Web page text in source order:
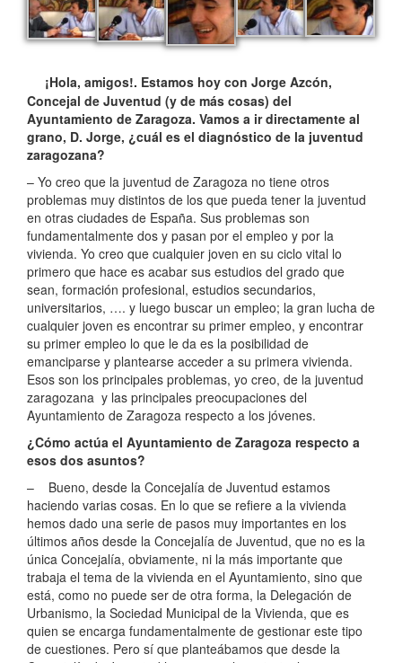
¡Hola, amigos!. Estamos hoy con Jorge Azcón,
Concejal de Juventud (y de más cosas) del
Ayuntamiento de Zaragoza. Vamos a ir directamente al
grano, D. Jorge, ¿cuál es el diagnóstico de la juventud
zaragozana?
– Yo creo que la juventud de Zaragoza no tiene otros
problemas muy distintos de los que pueda tener la juventud
en otras ciudades de España. Sus problemas son
fundamentalmente dos y pasan por el empleo y por la
vivienda. Yo creo que cualquier joven en su ciclo vital lo
primero que hace es acabar sus estudios del grado que
sean, formación profesional, estudios secundarios,
universitarios, …. y luego buscar un empleo; la gran lucha de
cualquier joven es encontrar su primer empleo, y encontrar
su primer empleo lo que le da es la posibilidad de
emanciparse y plantearse acceder a su primera vivienda.
Esos son los principales problemas, yo creo, de la juventud
zaragozana y las principales preocupaciones del
Ayuntamiento de Zaragoza respecto a los jóvenes.
¿Cómo actúa el Ayuntamiento de Zaragoza respecto a
esos dos asuntos?
– Bueno, desde la Concejalía de Juventud estamos
haciendo varias cosas. En lo que se refiere a la vivienda
hemos dado una serie de pasos muy importantes en los
últimos años desde la Concejalía de Juventud, que no es la
única Concejalía, obviamente, ni la más importante que
trabaja el tema de la vivienda en el Ayuntamiento, sino que
está, como no puede ser de otra forma, la Delegación de
Urbanismo, la Sociedad Municipal de la Vivienda, que es
quien se encarga fundamentalmente de gestionar este tipo
de cuestiones. Pero sí que planteábamos que desde la